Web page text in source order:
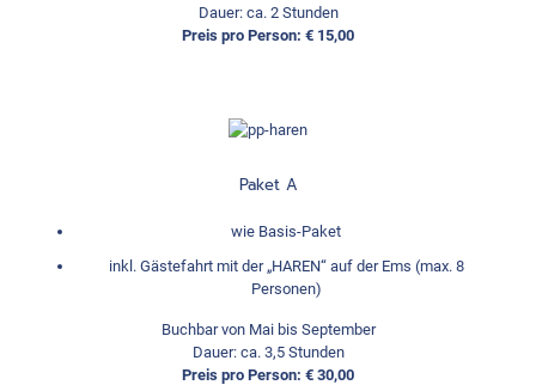
Dauer: ca. 2 Stunden
Preis pro Person: € 15,00
Paket A
wie Basis-Paket
inkl. Gästefahrt mit der „HAREN“ auf der Ems (max. 8
Personen)
Buchbar von Mai bis September
Dauer: ca. 3,5 Stunden
Preis pro Person: € 30,00